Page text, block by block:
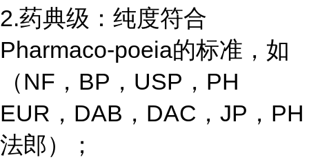
2.药典级：纯度符合
Pharmaco-poeia的标准，如
（NF，BP，USP，PH
EUR，DAB，DAC，JP，PH
法郎）；